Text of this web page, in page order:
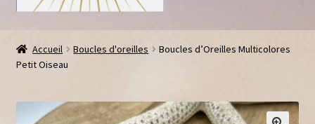
Panier
Conditions générales
Accueil Boucles d'oreilles
Boucles d’Oreilles Multicolores
Petit Oiseau